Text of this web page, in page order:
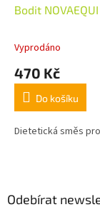
Bodit
Vyprodáno
470 Kč
Do košíku
Dietetická směs
Odebírat